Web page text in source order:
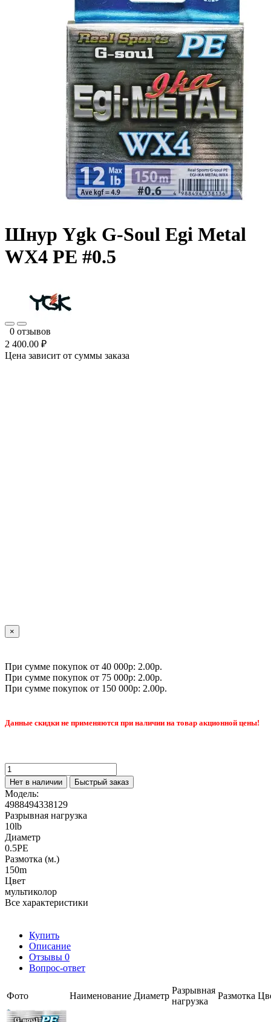
Шнур Ygk G-Soul Egi Metal
WX4 PE #0.5
0 отзывов
2 400.00 ₽
Цена зависит от суммы заказа
×
При сумме покупок от 40 000р: 2.00р.
При сумме покупок от 75 000р: 2.00р.
При сумме покупок от 150 000р: 2.00р.
Данные скидки не применяются при наличии на товар акционной цены!
Нет в наличии Быстрый заказ
Модель:
4988494338129
Разрывная нагрузка
10lb
Диаметр
0.5PE
Размотка (м.)
150m
Цвет
мультиколор
Все характеристики
Купить
Описание
Отзывы 0
Вопрос-ответ
Фото Наименование Диаметр
Разрывная
нагрузка
Размотка